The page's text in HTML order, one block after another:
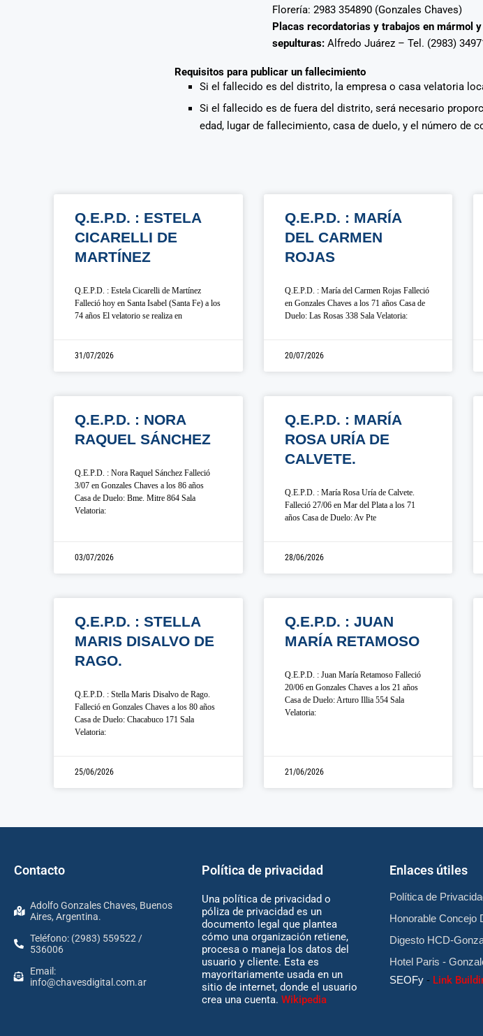
Florería: 2983 354890 (Gonzales Chaves)
Placas recordatorias y trabajos en mármol y
sepulturas:Alfredo Juárez – Tel. (2983)
Requisitos para publicar un fallecimiento
Si el fallecido es del distrito, la empresa o casa velatoria
Si el fallecido es de fuera del distrito, será necesario
edad, lugar de fallecimiento, casa de duelo, y el número de
Q.E.P.D. : ESTELA
CICARELLI DE
MARTÍNEZ
Q.E.P.D. : Estela Cicarelli de Martínez
Falleció hoy en Santa Isabel (Santa Fe) a los
74 años El velatorio se realiza en
31/07/2026
Q.E.P.D. : MARÍA
DEL CARMEN
ROJAS
Q.E.P.D. : María del Carmen Rojas Falleció
en Gonzales Chaves a los 71 años Casa de
Duelo: Las Rosas 338 Sala Velatoria:
20/07/2026
Q.E.P.D. : NORA
RAQUEL SÁNCHEZ
Q.E.P.D. : Nora Raquel Sánchez Falleció
3/07 en Gonzales Chaves a los 86 años
Casa de Duelo: Bme. Mitre 864 Sala
Velatoria:
03/07/2026
Q.E.P.D. : MARÍA
ROSA URÍA DE
CALVETE.
Q.E.P.D. : María Rosa Uría de Calvete.
Falleció 27/06 en Mar del Plata a los 71
años Casa de Duelo: Av Pte
28/06/2026
Q.E.P.D. : STELLA
MARIS DISALVO DE
RAGO.
Q.E.P.D. : Stella Maris Disalvo de Rago.
Falleció en Gonzales Chaves a los 80 años
Casa de Duelo: Chacabuco 171 Sala
Velatoria:
25/06/2026
Q.E.P.D. : JUAN
MARÍA RETAMOSO
Q.E.P.D. : Juan María Retamoso Falleció
20/06 en Gonzales Chaves a los 21 años
Casa de Duelo: Arturo Illia 554 Sala
Velatoria:
21/06/2026
Contacto
Adolfo Gonzales Chaves, Buenos
Aires, Argentina.
Teléfono: (2983) 559522 /
536006
Email:
info@chavesdigital.com.ar
Política de privacidad
Una política de privacidad o
póliza de privacidad es un
documento legal que plantea
cómo una organización retiene,
procesa o maneja los datos del
usuario y cliente. Esta es
mayoritariamente usada en un
sitio de internet, donde el usuario
crea una cuenta. Wikipedia
Enlaces útiles
Política de
Honorable Concejo
Digesto HCD-
Hotel Paris -
SEOFy- Link